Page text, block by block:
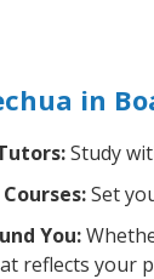
in
Study
Set
You:
reflects your